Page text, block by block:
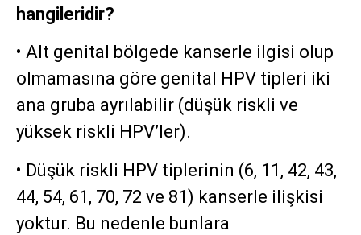
hangileridir?
• Alt genital bölgede kanserle ilgisi olup
olmamasına göre genital HPV tipleri iki
ana gruba ayrılabilir (düşük riskli ve
yüksek riskli HPV’ler).
• Düşük riskli HPV tiplerinin (6, 11, 42, 43,
44, 54, 61, 70, 72 ve 81) kanserle ilişkisi
yoktur. Bu nedenle bunlara